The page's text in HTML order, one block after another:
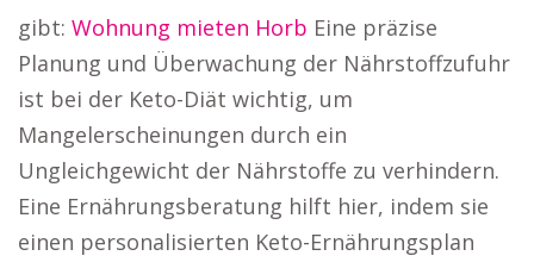
gibt: Wohnung mieten Horb Eine präzise
Planung und Überwachung der Nährstoffzufuhr
ist bei der Keto-Diät wichtig, um
Mangelerscheinungen durch ein
Ungleichgewicht der Nährstoffe zu verhindern.
Eine Ernährungsberatung hilft hier, indem sie
einen personalisierten Keto-Ernährungsplan